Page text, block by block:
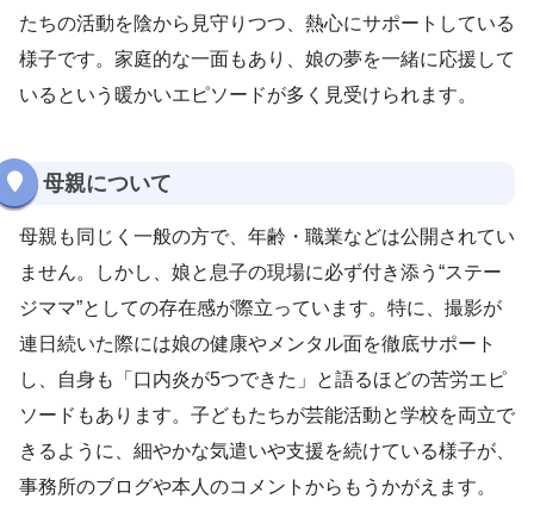
たちの活動を陰から見守りつつ、熱心にサポートしている
様子です。家庭的な一面もあり、娘の夢を一緒に応援して
いるという暖かいエピソードが多く見受けられます。
母親について
母親も同じく一般の方で、年齢・職業などは公開されてい
ません。しかし、娘と息子の現場に必ず付き添う“ステー
ジママ”としての存在感が際立っています。特に、撮影が
連日続いた際には娘の健康やメンタル面を徹底サポート
し、自身も「口内炎が5つできた」と語るほどの苦労エピ
ソードもあります。子どもたちが芸能活動と学校を両立で
きるように、細やかな気遣いや支援を続けている様子が、
事務所のブログや本人のコメントからもうかがえます。